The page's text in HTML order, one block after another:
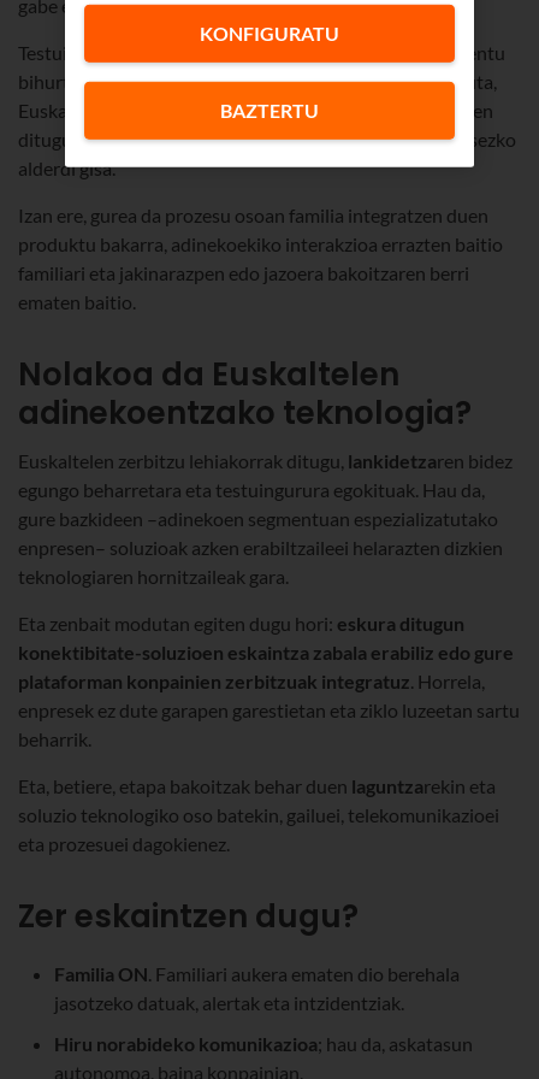
gabe edo hari uko egin gabe.
Testuinguru horretan, teknologia lasaitasunerako elementu
bihurtzen da familia osoarentzat, eta, horretan oinarrituta,
Euskaltelen
soluzio teknologiko pertsonalizatuak
jartzen
ditugu zuen eskura, gure adinekoen telezaintzaren funtsezko
alderdi gisa.
Izan ere, gurea da prozesu osoan familia integratzen duen
produktu bakarra, adinekoekiko interakzioa errazten baitio
familiari eta jakinarazpen edo jazoera bakoitzaren berri
ematen baitio.
Nolakoa da Euskaltelen
adinekoentzako teknologia?
Euskaltelen zerbitzu lehiakorrak ditugu, lankidetzaren bidez
egungo beharretara eta testuingurura egokituak. Hau da,
gure bazkideen –adinekoen segmentuan espezializatutako
enpresen– soluzioak azken erabiltzaileei helarazten dizkien
teknologiaren hornitzaileak gara.
Eta zenbait modutan egiten dugu hori: eskura ditugun
konektibitate-soluzioen eskaintza zabala erabiliz edo gure
plataforman konpainien zerbitzuak integratuz. Horrela,
enpresek ez dute garapen garestietan eta ziklo luzeetan sartu
beharrik.
Eta, betiere, etapa bakoitzak behar duen laguntzarekin eta
soluzio teknologiko oso batekin, gailuei, telekomunikazioei
eta prozesuei dagokienez.
Zer eskaintzen dugu?
Familia ON. Familiari aukera ematen dio berehala
jasotzeko datuak, alertak eta intzidentziak.
Hiru norabideko komunikazioa; hau da, askatasun
autonomoa, baina konpainian.
KONFIGURATU
BAZTERTU